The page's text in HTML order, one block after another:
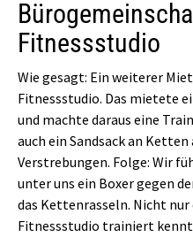
Fitnessstudio
Wie gesagt: Ein weiterer
Fitnessstudio. Das mietete
und machte daraus eine
auch ein Sandsack an
Verstrebungen. Folge: Wir
unter uns ein Boxer gegen
das Kettenrasseln. Nicht nur
Fitnessstudio trainiert kennt